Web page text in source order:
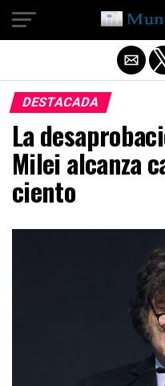
DESTACADA
La
Milei alcanza
ciento
Salir de